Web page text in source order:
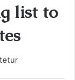
list to